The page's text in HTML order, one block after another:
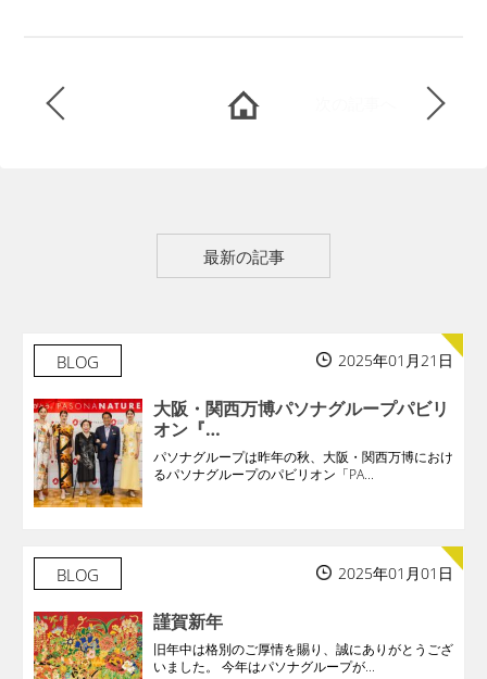
最新の記事
BLOG 2025年01月21日
大阪・関西万博パソナグループパビリ
オン『…
パソナグループは昨年の秋、大阪・関西万博におけ
るパソナグループのパビリオン「PA...
BLOG 2025年01月01日
謹賀新年
旧年中は格別のご厚情を賜り、誠にありがとうござ
いました。 今年はパソナグループが...